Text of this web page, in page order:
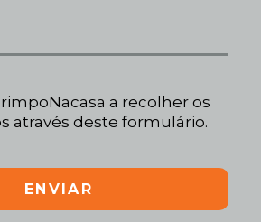
a recolher os
através deste formulário.
ENVIAR